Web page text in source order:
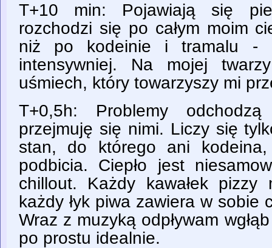
T+10 min: Pojawiają się
rozchodzi się po całym moim
niż po kodeinie i tramalu -
intensywniej. Na mojej
uśmiech, który towarzyszy mi
T+0,5h: Problemy
przejmuję się nimi. Liczy się
stan, do którego ani
podbicia. Ciepło jest
chillout. Każdy kawałek
każdy łyk piwa zawiera w sobie
Wraz z muzyką odpływam
po prostu idealnie.